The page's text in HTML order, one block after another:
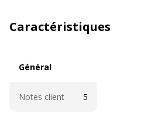
Caractéristiques
Général
Notes client 5